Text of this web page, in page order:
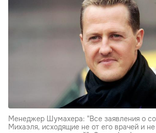
Менеджер Шумахера: "Все заявления о
Михаэля, исходящие не от его врачей и